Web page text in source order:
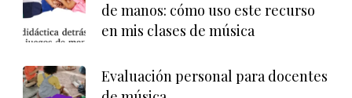
de manos: cómo uso este recurso
en mis clases de música
Evaluación personal para docentes